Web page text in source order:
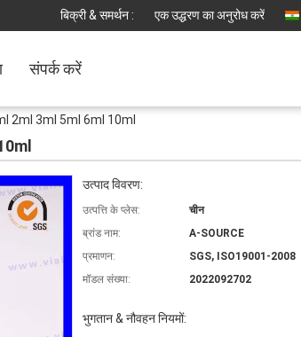
बिक्री & समर्थन : एक उद्धरण का अनुरोध करें
संपर्क करें
2ml 3ml 5ml 6ml 10ml
उत्पाद विवरण:
उत्पत्ति के प्लेस:
चीन
ब्रांड नाम:
A-SOURCE
प्रमाणन:
SGS, ISO19001-2008
मॉडल संख्या:
2022092702
भुगतान & नौवहन नियमों: